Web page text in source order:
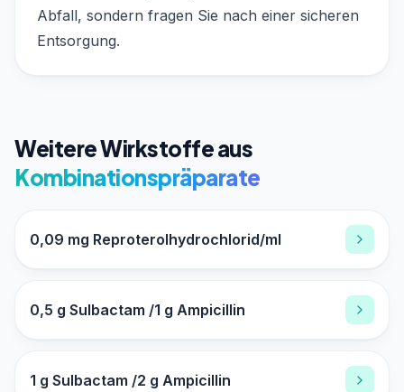
Abfall, sondern fragen Sie nach einer sicheren
Entsorgung.
Weitere Wirkstoffe aus
Kombinationspräparate
0,09 mg Reproterolhydrochlorid/ml
0,5 g Sulbactam /1 g Ampicillin
1 g Sulbactam /2 g Ampicillin